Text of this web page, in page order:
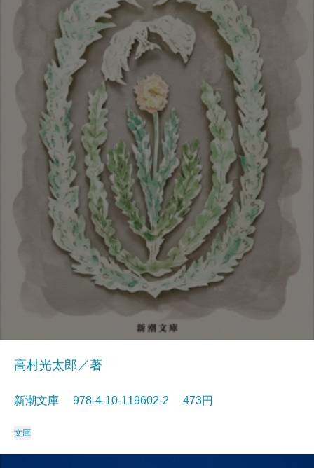
高村光太郎／著
新潮文庫 978-4-10-119602-2 473円
文庫